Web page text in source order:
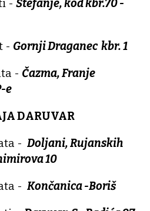
- Štefanje, kod kbr.70 -
- Gornji Draganec kbr. 1
- Čazma, Franje
e
DARUVAR
- Doljani, Rujanskih
10
- Končanica -Boriš